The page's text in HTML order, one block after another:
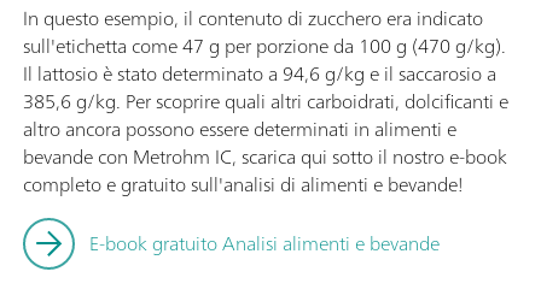
In questo esempio, il contenuto di zucchero era indicato
sull'etichetta come 47 g per porzione da 100 g (470 g/kg).
Il lattosio è stato determinato a 94,6 g/kg e il saccarosio a
385,6 g/kg. Per scoprire quali altri carboidrati, dolcificanti e
altro ancora possono essere determinati in alimenti e
bevande con Metrohm IC, scarica qui sotto il nostro e-book
completo e gratuito sull'analisi di alimenti e bevande!
E-book gratuito Analisi alimenti e bevande